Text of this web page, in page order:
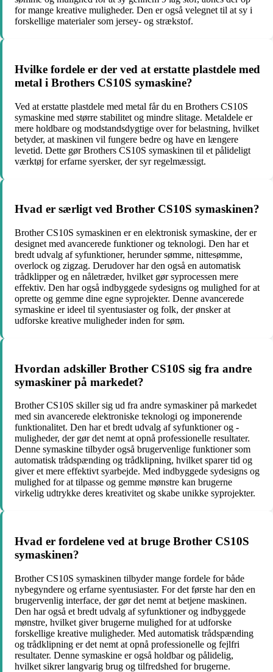
for mange kreative muligheder. Den er også velegnet til at sy i
forskellige materialer som jersey- og strækstof.
Hvilke fordele er der ved at erstatte plastdele med
metal i Brothers CS10S symaskine?
Ved at erstatte plastdele med metal får du en Brothers CS10S
symaskine med større stabilitet og mindre slitage. Metaldele er
mere holdbare og modstandsdygtige over for belastning, hvilket
betyder, at maskinen vil fungere bedre og have en længere
levetid. Dette gør Brothers CS10S symaskinen til et pålideligt
værktøj for erfarne syersker, der syr regelmæssigt.
Hvad er særligt ved Brother CS10S symaskinen?
Brother CS10S symaskinen er en elektronisk symaskine, der er
designet med avancerede funktioner og teknologi. Den har et
bredt udvalg af syfunktioner, herunder sømme, nittesømme,
overlock og zigzag. Derudover har den også en automatisk
trådklipper og en nåletræder, hvilket gør syprocessen mere
effektiv. Den har også indbyggede sydesigns og mulighed for at
oprette og gemme dine egne syprojekter. Denne avancerede
symaskine er ideel til syentusiaster og folk, der ønsker at
udforske kreative muligheder inden for søm.
Hvordan adskiller Brother CS10S sig fra andre
symaskiner på markedet?
Brother CS10S skiller sig ud fra andre symaskiner på markedet
med sin avancerede elektroniske teknologi og imponerende
funktionalitet. Den har et bredt udvalg af syfunktioner og -
muligheder, der gør det nemt at opnå professionelle resultater.
Denne symaskine tilbyder også brugervenlige funktioner som
automatisk trådspænding og trådklipning, hvilket sparer tid og
giver et mere effektivt syarbejde. Med indbyggede sydesigns og
mulighed for at tilpasse og gemme mønstre kan brugerne
virkelig udtrykke deres kreativitet og skabe unikke syprojekter.
Hvad er fordelene ved at bruge Brother CS10S
symaskinen?
Brother CS10S symaskinen tilbyder mange fordele for både
nybegyndere og erfarne syentusiaster. For det første har den en
brugervenlig interface, der gør det nemt at betjene maskinen.
Den har også et bredt udvalg af syfunktioner og indbyggede
mønstre, hvilket giver brugerne mulighed for at udforske
forskellige kreative muligheder. Med automatisk trådspænding
og trådklipning er det nemt at opnå professionelle og fejlfri
resultater. Denne symaskine er også holdbar og pålidelig,
hvilket sikrer langvarig brug og tilfredshed for brugerne.